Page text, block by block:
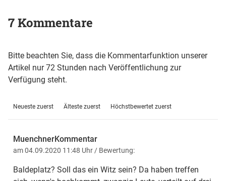
7 Kommentare
Bitte beachten Sie, dass die Kommentarfunktion unserer
Artikel nur 72 Stunden nach Veröffentlichung zur
Verfügung steht.
Neueste zuerst Älteste zuerst Höchstbewertet zuerst
MuenchnerKommentar
am 04.09.2020 11:48 Uhr / Bewertung:
Baldeplatz? Soll das ein Witz sein? Da haben treffen